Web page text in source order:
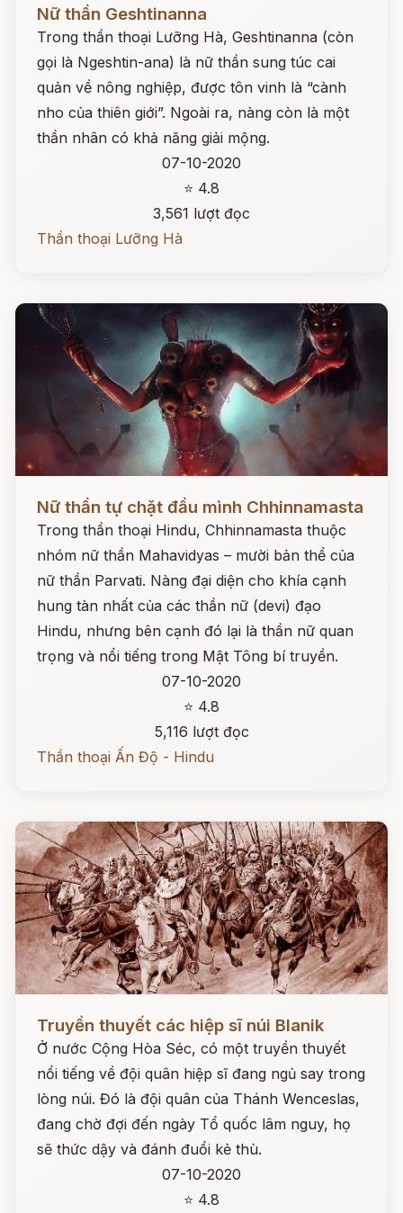
Nữ thần Geshtinanna
Trong thần thoại Lưỡng Hà, Geshtinanna (còn
gọi là Ngeshtin-ana) là nữ thần sung túc cai
quản về nông nghiệp, được tôn vinh là “cành
nho của thiên giới”. Ngoài ra, nàng còn là một
thần nhân có khả năng giải mộng.
07-10-2020
⭐ 4.8
3,561 lượt đọc
Thần thoại Lưỡng Hà
Nữ thần tự chặt đầu mình Chhinnamasta
Trong thần thoại Hindu, Chhinnamasta thuộc
nhóm nữ thần Mahavidyas – mười bản thể của
nữ thần Parvati. Nàng đại diện cho khía cạnh
hung tàn nhất của các thần nữ (devi) đạo
Hindu, nhưng bên cạnh đó lại là thần nữ quan
trọng và nổi tiếng trong Mật Tông bí truyền.
07-10-2020
⭐ 4.8
5,116 lượt đọc
Thần thoại Ấn Độ - Hindu
Đọc ngay
Truyền thuyết các hiệp sĩ núi Blanik
Ở nước Cộng Hòa Séc, có một truyền thuyết
nổi tiếng về đội quân hiệp sĩ đang ngủ say trong
lòng núi. Đó là đội quân của Thánh Wenceslas,
đang chờ đợi đến ngày Tổ quốc lâm nguy, họ
sẽ thức dậy và đánh đuổi kẻ thù.
07-10-2020
⭐ 4.8